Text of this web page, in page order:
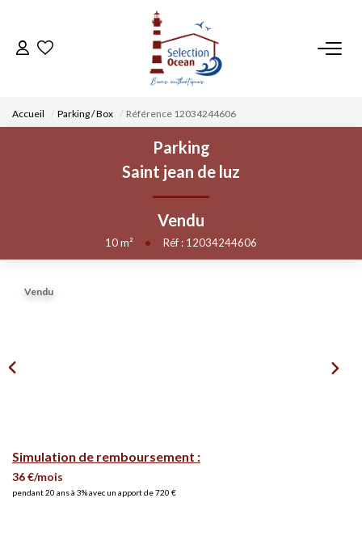
ACCUEIL
NOS BIENS
VENDRE UN BIEN
DÉPOSEZ VOTRE RECHERCHE
Accueil Parking / Box Référence 12034244606
Parking
Saint jean de luz
Vendu
10m² • Réf : 12034244606
Vendu
Simulation de remboursement :
36 €/mois
pendant 20 ans à 3% avec un apport de 720 €